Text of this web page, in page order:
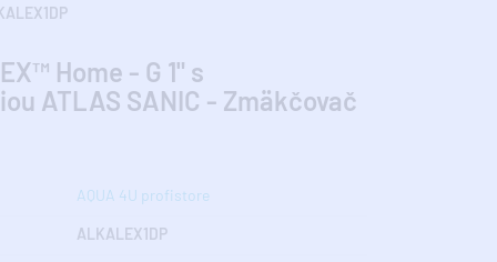
Home - G 1" s
ATLAS SANIC - Zmäkčovač
AQUA 4U profistore
ALKALEX1DP